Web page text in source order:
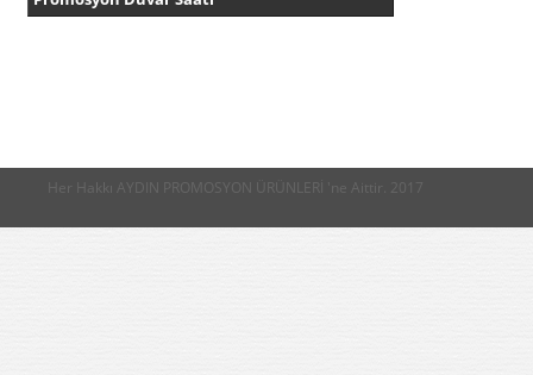
Her Hakkı AYDIN PROMOSYON ÜRÜNLERİ 'ne Aittir. 2017